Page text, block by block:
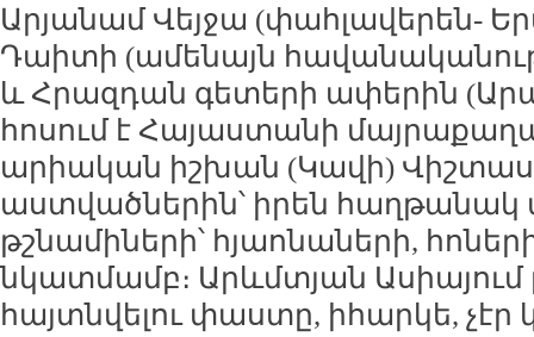
Արյանամ Վեյջա (փահլավերեն-
Դաիտի (ամենայն
և Հրազդան գետերի ափերին
հոսում է Հայաստանի
արիական իշխան (Կավի)
աստվածներին՝ իրեն հաղթանակ
թշնամիների՝ հյաոնաների,
նկատմամբ։ Արևմտյան Ասիայում
հայտնվելու փաստը, իհարկե, չէր